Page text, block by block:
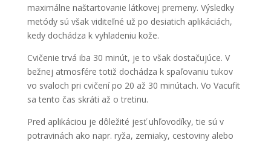
maximálne naštartovanie látkovej premeny. Výsledky
metódy sú však viditeľné už po desiatich aplikáciách,
kedy dochádza k vyhladeniu kože.
Cvičenie trvá iba 30 minút, je to však dostačujúce. V
bežnej atmosfére totiž dochádza k spaľovaniu tukov
vo svaloch pri cvičení po 20 až 30 minútach. Vo Vacufit
sa tento čas skráti až o tretinu.
Pred aplikáciou je dôležité jesť uhľovodíky, tie sú v
potravinách ako napr. ryža, zemiaky, cestoviny alebo